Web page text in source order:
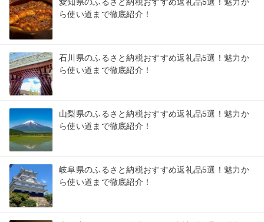
愛知県のふるさと納税おすすめ返礼品5選！魅力か
ら使い道まで徹底紹介！
石川県のふるさと納税おすすめ返礼品5選！魅力か
ら使い道まで徹底紹介！
山梨県のふるさと納税おすすめ返礼品5選！魅力か
ら使い道まで徹底紹介！
岐阜県のふるさと納税おすすめ返礼品5選！魅力か
ら使い道まで徹底紹介！